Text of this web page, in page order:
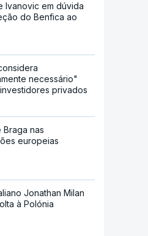
Ivanovic em dúvida
do Benfica ao
necessário"
privados
Braga nas
europeias
Jonathan Milan
à Polónia